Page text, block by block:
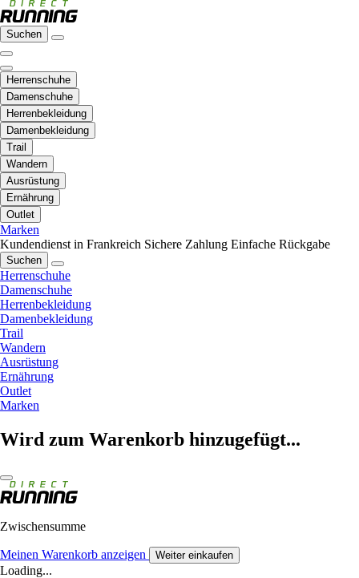
Suchen
Herrenschuhe
Damenschuhe
Herrenbekleidung
Damenbekleidung
Trail
Wandern
Ausrüstung
Ernährung
Outlet
Marken
Kundendienst in Frankreich Sichere Zahlung Einfache Rückgabe
Suchen
Herrenschuhe
Damenschuhe
Herrenbekleidung
Damenbekleidung
Trail
Wandern
Ausrüstung
Ernährung
Outlet
Marken
Wird zum Warenkorb hinzugefügt...
Zwischensumme
Meinen Warenkorb anzeigen Weiter einkaufen
Loading...